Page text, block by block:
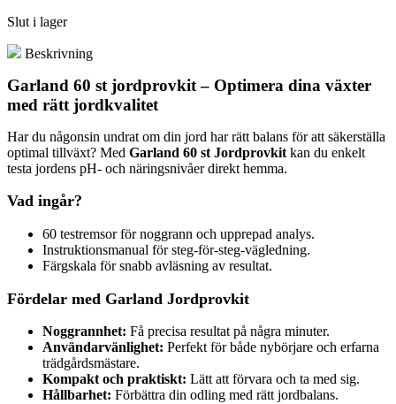
Slut i lager
Beskrivning
Garland 60 st jordprovkit – Optimera dina växter
med rätt jordkvalitet
Har du någonsin undrat om din jord har rätt balans för att säkerställa
optimal tillväxt? Med Garland 60 st Jordprovkit kan du enkelt
testa jordens pH- och näringsnivåer direkt hemma.
Vad ingår?
60 testremsor för noggrann och upprepad analys.
Instruktionsmanual för steg-för-steg-vägledning.
Färgskala för snabb avläsning av resultat.
Fördelar med Garland Jordprovkit
Noggrannhet: Få precisa resultat på några minuter.
Användarvänlighet: Perfekt för både nybörjare och erfarna
trädgårdsmästare.
Kompakt och praktiskt: Lätt att förvara och ta med sig.
Hållbarhet: Förbättra din odling med rätt jordbalans.